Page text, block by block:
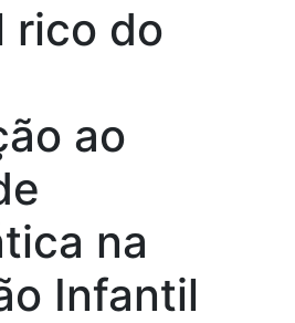
rico do
ao
na
Infantil